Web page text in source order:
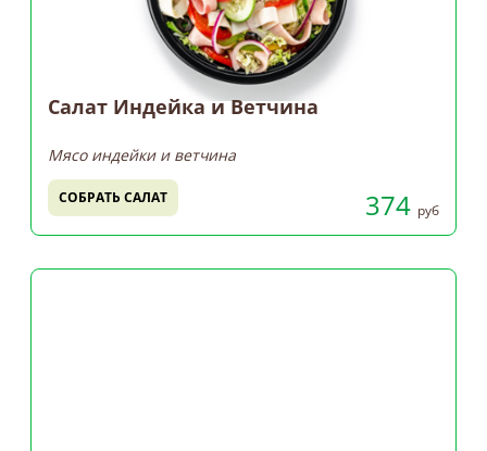
Салат Индейка и Ветчина
Мясо индейки и ветчина
СОБРАТЬ САЛАТ 374 руб